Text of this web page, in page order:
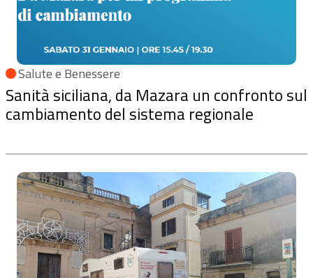
Salute e Benessere
Sanità siciliana, da Mazara un confronto sul
cambiamento del sistema regionale